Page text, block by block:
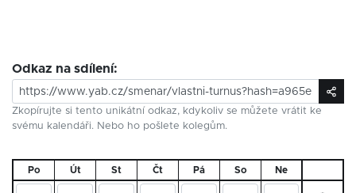
Odkaz na sdílení:
Zkopírujte si tento unikátní odkaz, kdykoliv se můžete vrátit ke
svému kalendáři. Nebo ho pošlete kolegům.
Po Út St Čt Pá So Ne